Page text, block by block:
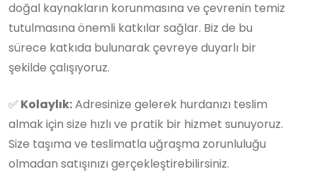
doğal kaynakların korunmasına ve çevrenin temiz
tutulmasına önemli katkılar sağlar. Biz de bu
sürece katkıda bulunarak çevreye duyarlı bir
şekilde çalışıyoruz.
✅ Kolaylık:Adresinize gelerek hurdanızı teslim
almak için size hızlı ve pratik bir hizmet sunuyoruz.
Size taşıma ve teslimatla uğraşma zorunluluğu
olmadan satışınızı gerçekleştirebilirsiniz.